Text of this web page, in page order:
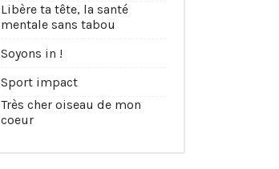
Libère ta tête, la santé
mentale sans tabou
Soyons in !
Sport impact
Très cher oiseau de mon
coeur